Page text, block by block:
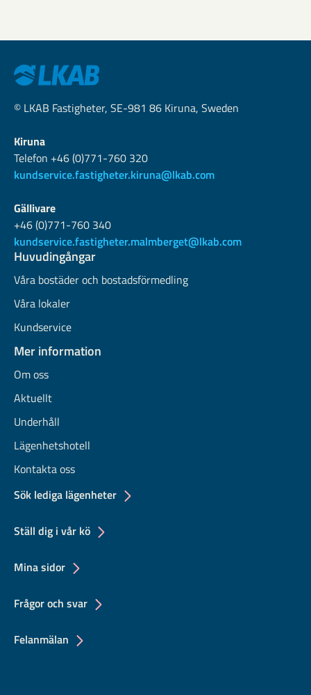
© LKAB Fastigheter, SE-981 86 Kiruna, Sweden
Kiruna
Telefon +46 (0)771-760 320
kundservice.fastigheter.kiruna@lkab.com
Gällivare
+46 (0)771-760 340
kundservice.fastigheter.malmberget@lkab.com
Huvudingångar
Våra bostäder och bostadsförmedling
Våra lokaler
Kundservice
Mer information
Om oss
Aktuellt
Underhåll
Lägenhetshotell
Kontakta oss
Sök lediga lägenheter
Ställ dig i vår kö
Mina sidor
Frågor och svar
Felanmälan